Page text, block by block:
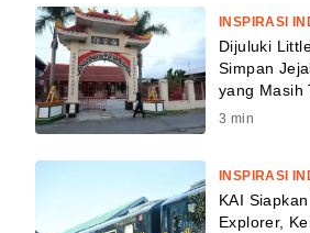
Dijuluki
Simpan
yang Masih
3 min
KAI
Explorer,